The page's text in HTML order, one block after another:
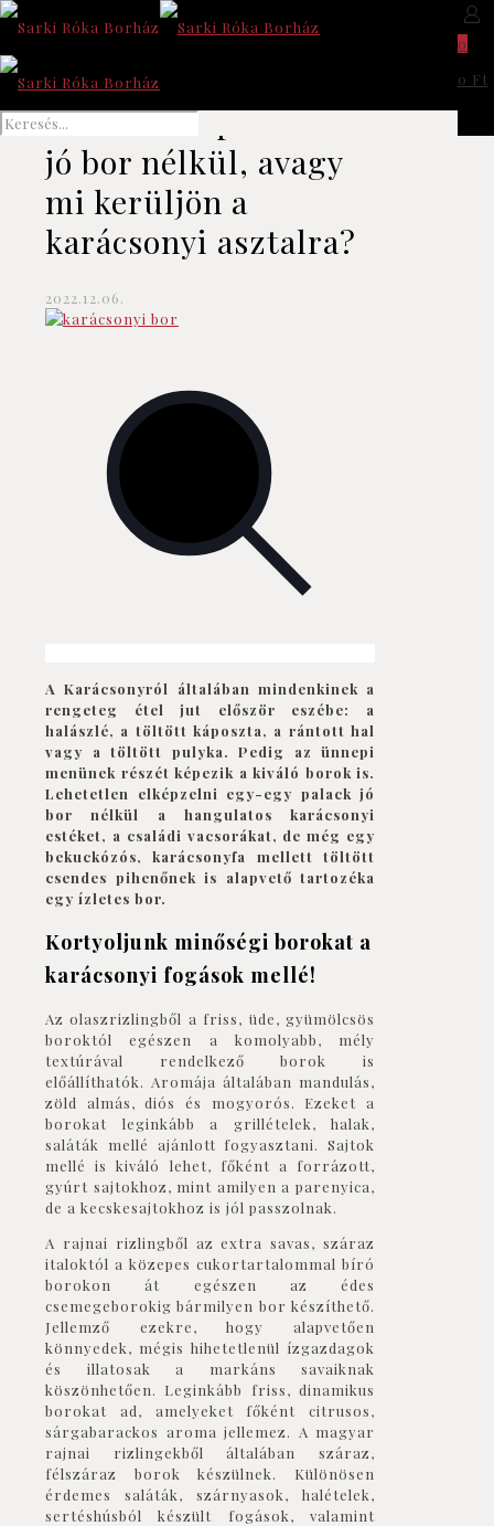
0
0 Ft
Nincs ünnepi menü
jó bor nélkül, avagy
mi kerüljön a
karácsonyi asztalra?
2022.12.06.
A Karácsonyról általában mindenkinek a
rengeteg étel jut először eszébe: a
halászlé, a töltött káposzta, a rántott hal
vagy a töltött pulyka. Pedig az ünnepi
menünek részét képezik a kiváló borok is.
Lehetetlen elképzelni egy-egy palack jó
bor nélkül a hangulatos karácsonyi
estéket, a családi vacsorákat, de még egy
bekuckózós, karácsonyfa mellett töltött
csendes pihenőnek is alapvető tartozéka
egy ízletes bor.
Kortyoljunk minőségi borokat a
karácsonyi fogások mellé!
Azolaszrizlingből a friss, üde, gyümölcsös
boroktól egészen a komolyabb, mély
textúrával rendelkező borok is
előállíthatók. Aromája általában mandulás,
zöld almás, diós és mogyorós. Ezeket a
borokat leginkább a grillételek, halak,
saláták mellé ajánlott fogyasztani. Sajtok
mellé is kiváló lehet, főként a forrázott,
gyúrt sajtokhoz, mint amilyen a parenyica,
de a kecskesajtokhoz is jól passzolnak.
A rajnai rizlingből az extra savas, száraz
italoktól a közepes cukortartalommal bíró
borokon át egészen az édes
csemegeborokig bármilyen bor készíthető.
Jellemző ezekre, hogy alapvetően
könnyedek, mégis hihetetlenül ízgazdagok
és illatosak a markáns savaiknak
köszönhetően. Leginkább friss, dinamikus
borokat ad, amelyeket főként citrusos,
sárgabarackos aroma jellemez. A magyar
rajnai rizlingekből általában száraz,
félszáraz borok készülnek. Különösen
érdemes saláták, szárnyasok, halételek,
sertéshúsból készült fogások, valamint